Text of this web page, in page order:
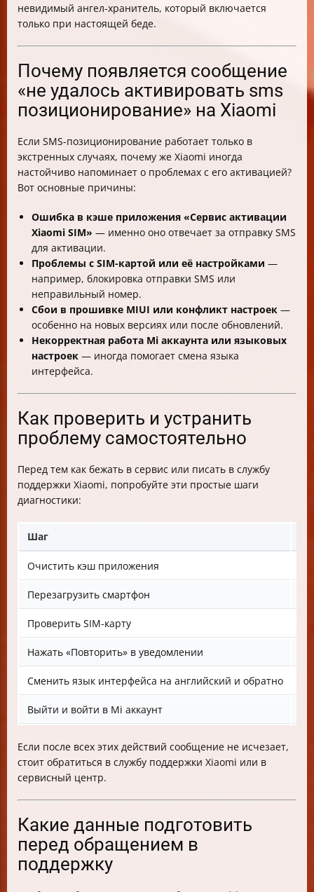
невидимый ангел-хранитель, который включается
только при настоящей беде.
Почему появляется сообщение
«не удалось активировать sms
позиционирование» на Xiaomi
Если SMS-позиционирование работает только в
экстренных случаях, почему же Xiaomi иногда
настойчиво напоминает о проблемах с его активацией?
Вот основные причины:
Ошибка в кэше приложения «Сервис активации
Xiaomi SIM» — именно оно отвечает за отправку SMS
для активации.
Проблемы с SIM-картой или её настройками —
например, блокировка отправки SMS или
неправильный номер.
Сбои в прошивке MIUI или конфликт настроек —
особенно на новых версиях или после обновлений.
Некорректная работа Mi аккаунта или языковых
настроек — иногда помогает смена языка
интерфейса.
Как проверить и устранить
проблему самостоятельно
Перед тем как бежать в сервис или писать в службу
поддержки Xiaomi, попробуйте эти простые шаги
диагностики:
Шаг
Очистить кэш приложения
Перезагрузить смартфон
Проверить SIM-карту
Нажать «Повторить» в уведомлении
Сменить язык интерфейса на английский и обратно
Выйти и войти в Mi аккаунт
Если после всех этих действий сообщение не исчезает,
стоит обратиться в службу поддержки Xiaomi или в
сервисный центр.
Какие данные подготовить
перед обращением в
поддержку